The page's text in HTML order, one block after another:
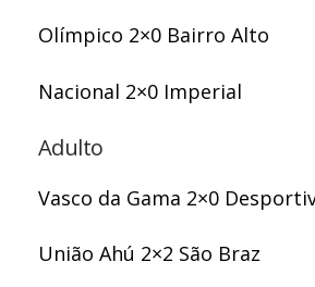
Olímpico 2×0 Bairro Alto
Nacional 2×0 Imperial
Adulto
Vasco da Gama 2×0
União Ahú 2×2 São Braz